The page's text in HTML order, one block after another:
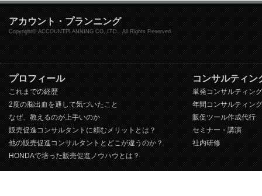
アカウント・プランニング
Copyright© ACCOUNTPLANNING CO.,LTD.. All Rights Reserved.
プロフィール
これまでの経歴
2度の脳出血を通して気づいたこと
なぜ、教えるのが上手いのか
販売促進コンサルタントに頼むメリットとは？
他の販売促進コンサルタントとどこが違うのか？
HONDAで培った販売促進ノウハウとは？
コンサルティン
単発コンサルティング
年間コンサルティング
販促ツール作成代行
セミナー・講演
社内研修